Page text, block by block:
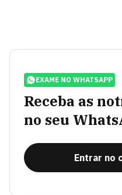
EXAME NO WHATSAPP
Receba as
no seu
Entrar no